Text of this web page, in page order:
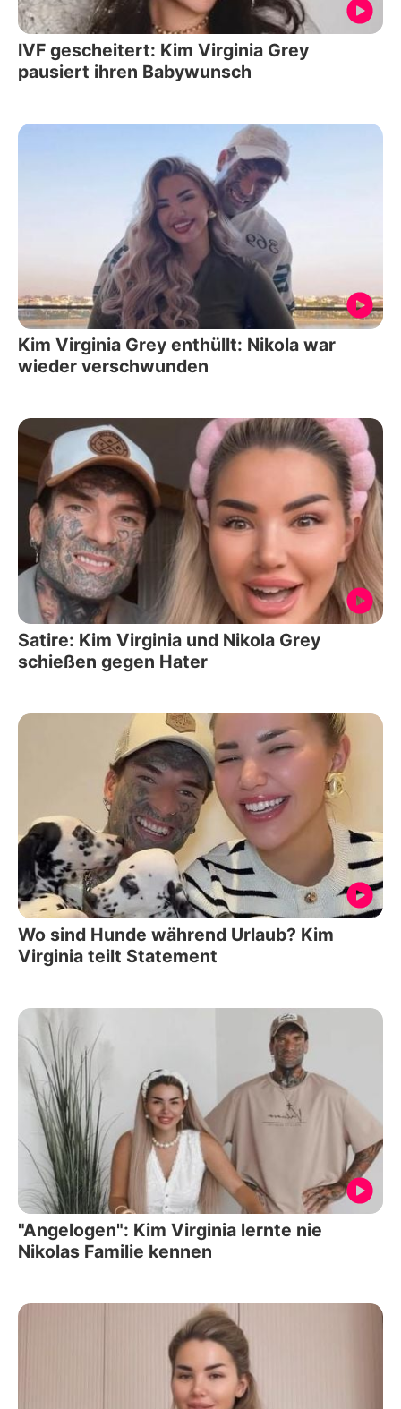
IVF gescheitert: Kim Virginia Grey
pausiert ihren Babywunsch
Kim Virginia Grey enthüllt: Nikola war
wieder verschwunden
Satire: Kim Virginia und Nikola Grey
schießen gegen Hater
Wo sind Hunde während Urlaub? Kim
Virginia teilt Statement
"Angelogen": Kim Virginia lernte nie
Nikolas Familie kennen